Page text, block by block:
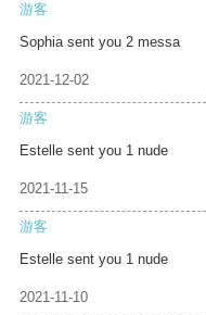
游客
Sophia sent you 2 messa
2021-12-02
游客
Estelle sent you 1 nude
2021-11-15
游客
Estelle sent you 1 nude
2021-11-10